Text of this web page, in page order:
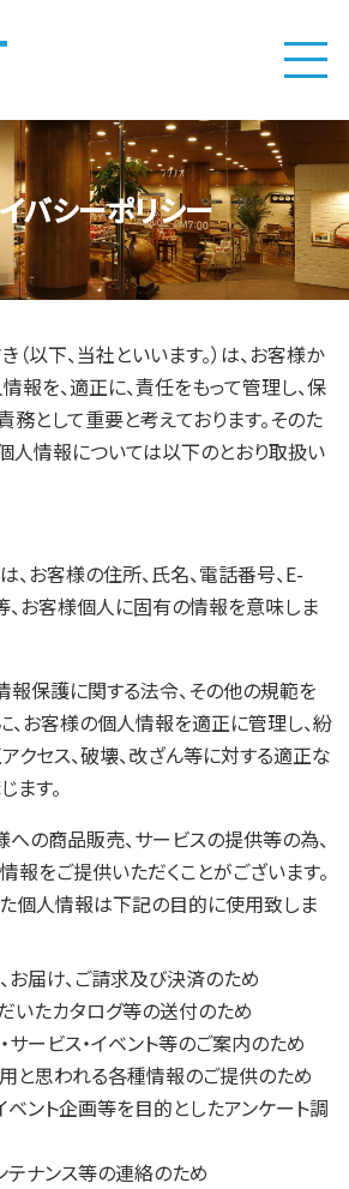
バシーポリシー
以下、当社といいます。）は、お客様か
報を、適正に、責任をもって管理し、保
務として重要と考えております。そのた
人情報については以下のとおり取扱い
、お客様の住所、氏名、電話番号、E-
、お客様個人に固有の情報を意味しま
報保護に関する法令、その他の規範を
、お客様の個人情報を適正に管理し、紛
クセス、破壊、改ざん等に対する適正な
ます。
への商品販売、サービスの提供等の為、
報をご提供いただくことがございます。
個人情報は下記の目的に使用致しま
お届け、ご請求及び決済のため
いたカタログ等の送付のため
サービス・イベント等のご案内のため
と思われる各種情報のご提供のため
ベント企画等を目的としたアンケート調
テナンス等の連絡のため